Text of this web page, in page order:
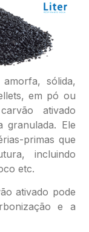
sólida,
em pó ou
ativado
granulada. Ele
primas que
incluindo
etc.
ativado pode
e a